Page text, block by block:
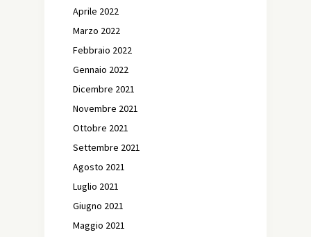
Aprile 2022
Marzo 2022
Febbraio 2022
Gennaio 2022
Dicembre 2021
Novembre 2021
Ottobre 2021
Settembre 2021
Agosto 2021
Luglio 2021
Giugno 2021
Maggio 2021